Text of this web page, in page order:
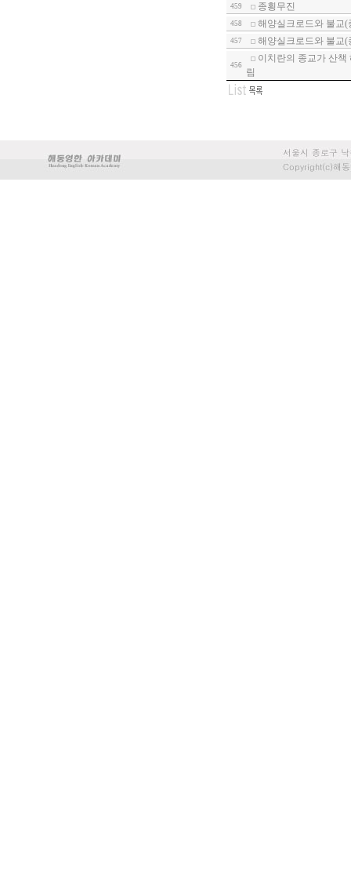
459 종횡무진
458 해양실크로드와 불교
457 해양실크로드와 불교(
456
이치란의 종교가 산
림